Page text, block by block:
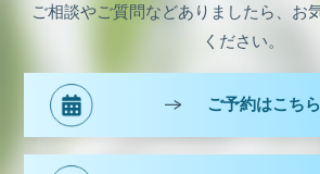
ご相談やご質問などありましたら、お
ください。
ご予約はこちら